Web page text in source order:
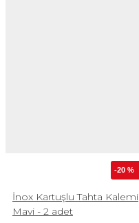
-20 %
İnox Kartuşlu Tahta Kalemi
Mavi - 2 adet